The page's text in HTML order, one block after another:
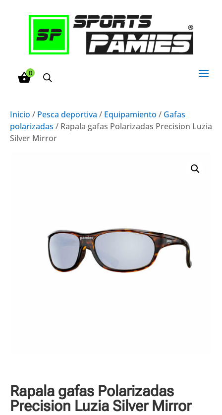
0
Inicio / Pesca deportiva / Equipamiento / Gafas
polarizadas / Rapala gafas Polarizadas Precision Luzia
Silver Mirror
Rapala gafas Polarizadas
Precision Luzia Silver Mirror